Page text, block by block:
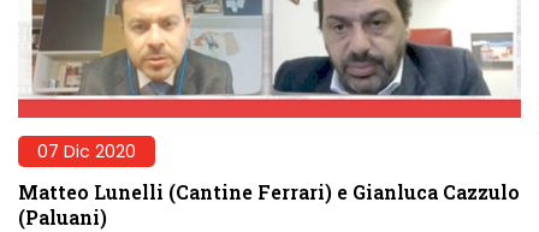
07 Dic 2020
Matteo Lunelli (Cantine Ferrari) e Gianluca Cazzulo
(Paluani)